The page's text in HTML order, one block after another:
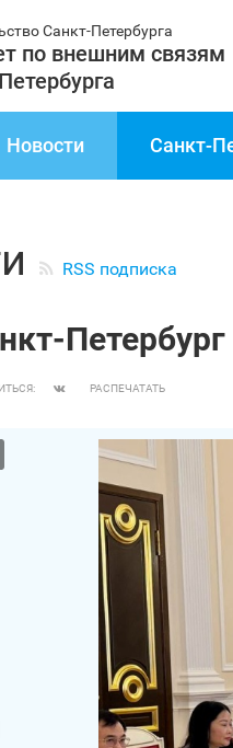
Санкт‑Петербурга
по внешним связям
Новости
RSS подписка
РАСПЕЧАТАТЬ